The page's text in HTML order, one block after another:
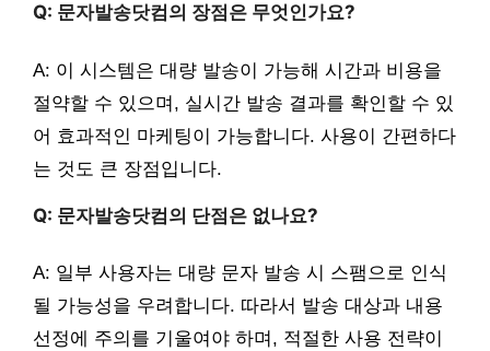
Q: 문자발송닷컴의 장점은 무엇인가요?
A: 이 시스템은 대량 발송이 가능해 시간과 비용을
절약할 수 있으며, 실시간 발송 결과를 확인할 수 있
어 효과적인 마케팅이 가능합니다. 사용이 간편하다
는 것도 큰 장점입니다.
Q: 문자발송닷컴의 단점은 없나요?
A: 일부 사용자는 대량 문자 발송 시 스팸으로 인식
될 가능성을 우려합니다. 따라서 발송 대상과 내용
선정에 주의를 기울여야 하며, 적절한 사용 전략이